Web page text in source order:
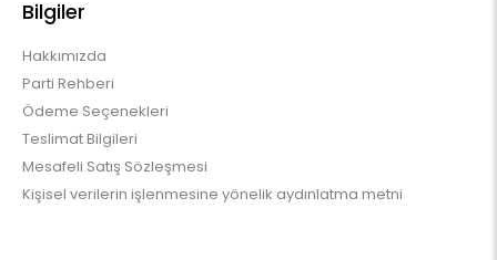
Bilgiler
Hakkımızda
Parti Rehberi
Ödeme Seçenekleri
Teslimat Bilgileri
Mesafeli Satış Sözleşmesi
Kişisel verilerin işlenmesine yönelik aydınlatma metni